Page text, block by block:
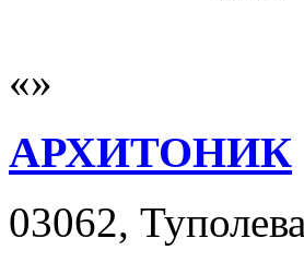
АРХИТОНИК
03062,